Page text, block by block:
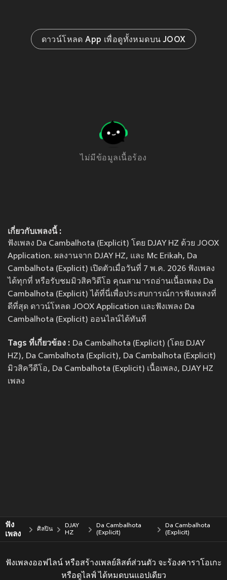
ดาวน์โหลด App เพื่อดูทั้งหมดบน JOOX
ไม่มีข้อมูลเนื้อร้อง
เกี่ยวกับเพลงนี้ :
ฟังเพลง Da Cambalhota (Explicit) โดย DJAY HZ ด้วย JOOX
Application. ผลงานจาก DJAY HZ, และ Mc Erikah, Da
Cambalhota (Explicit) เปิดตัวเมื่อวันที่ 7 พ.ค. 2026 ฟังเพลง
ได้ทุกที่ หรือรับชมมิวสิควิดีโอ คุณสามารถอ่านเนื้อเพลง Da
Cambalhota (Explicit) ได้ที่นี่เพื่อประสบการณ์การฟังเพลงที่
ดีที่สุด ดาวน์โหลด JOOX Application และฟังเพลง Da
Cambalhota (Explicit) ออนไลน์ได้ทันที
Tags ที่เกี่ยวข้อง : Da Cambalhota (Explicit) (โดย DJAY
HZ), Da Cambalhota (Explicit), Da Cambalhota (Explicit)
มิวสิควีดีโอ, Da Cambalhota (Explicit) เนื้อเพลง, DJAY HZ
เพลง
ฟัง
เพลง
ศิลปิน
DJAY
HZ
Da Cambalhota
(Explicit)
Da Cambalhota
(Explicit)
ฟังเพลงออฟไลน์ หรือสร้างเพลย์ลิสต์ส่วนตัว จะร้องคาราโอเกะ
หรือดูไลฟ์ ได้หมดบนแอปเดียว